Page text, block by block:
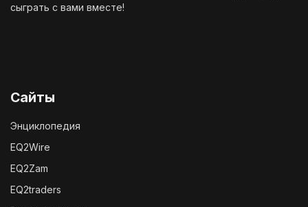
сыграть с вами вместе!
Сайты
Энциклопедия
EQ2Wire
EQ2Zam
EQ2traders